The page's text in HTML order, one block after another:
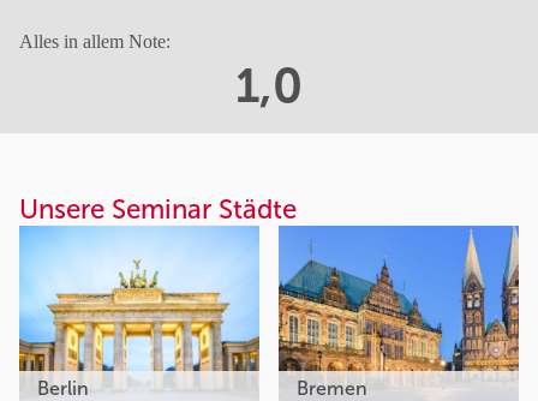
Alles in allem Note:
1,0
Unsere Seminar Städte
Berlin Bremen